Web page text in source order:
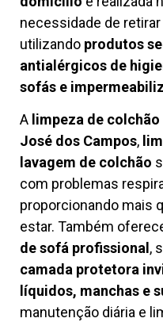
necessidade de
utilizando produtos
antialérgicos de
sofás e
A limpeza de
José dos Campos,
lavagem de colchão
com problemas
proporcionando mais
estar. Também
de sofá profissional ,
camada protetora
líquidos, manchas e
manutenção diária e